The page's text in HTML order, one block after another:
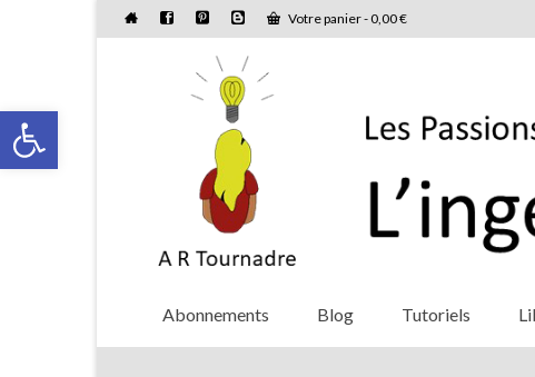
Ouvrir la barre d’outils
Votre panier-0,00€
Abonnements Blog Tutoriels